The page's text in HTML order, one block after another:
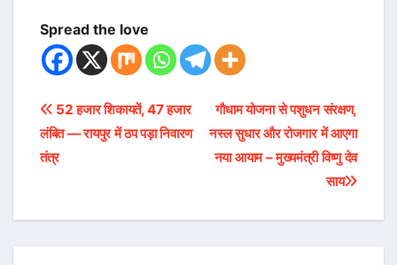
Spread the love
Post
navigation
गौधाम योजना से पशुधन संरक्षण,
नस्ल सुधार और रोजगार में आएगा
नया आयाम – मुख्यमंत्री विष्णु देव
साय
52 हजार शिकायतें, 47 हजार
लंबित — रायपुर में ठप पड़ा निवारण
तंत्र